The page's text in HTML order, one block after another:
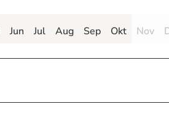
Jun Jul Aug Sep Okt Nov